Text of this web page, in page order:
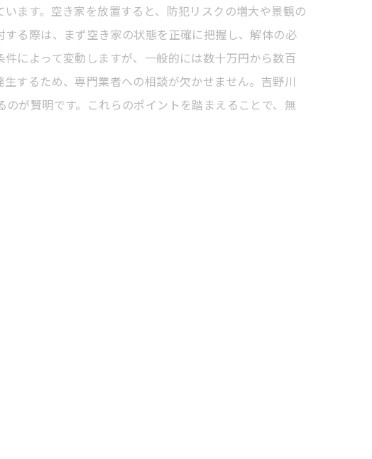
ます。空き家を放置すると、防犯リスクの増大や景観の
る際は、まず空き家の状態を正確に把握し、解体の必
によって変動しますが、一般的には数十万円から数百
するため、専門業者への相談が欠かせません。吉野川
が賢明です。これらのポイントを踏まえることで、無